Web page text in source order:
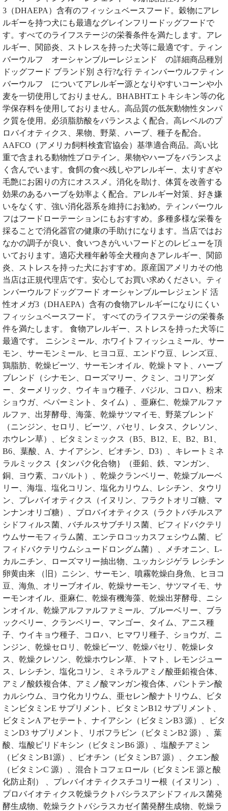
3（DHAEPA）含有のフィッシュベースフード。穀物にアレ
ルギーを持つ犬にも最適なグレインフリードッグフードで
す。すべてのライフステージの栄養条件を満たします。アレ
ルギー、関節炎、ストレスを持った犬等に最適です。ティン
バーウルフ オーシャンブルーレジェンド の詳細商品種別
ドッグフード ブランド別 さ行?な行 ティンバーウルフティン
バーウルフ についてアレルギー源となりやすいコーンや小
麦を一切使用しておりません。BHABHTエトキシキン等の化
学保存料を使用しておりません。高品質の低灰動物性タンパ
ク質を使用。必須脂肪酸をバランスよく配合。高レベルのプ
ロバイオティクス、果物、野菜、ハーブ、種子を配合。
AAFCO（アメリカ飼料検査官協会）基準適合商品。高い比
重で含まれる動物性プロテイン。果物やハーブをバランスよ
く含んでいます。食餌の食べ残しやアレルギー、太りすぎや
毛艶にお困りの方にオススメ。消化を助け、体質を改善する
効果のあるハーブを効率よく配合。アレルギー対策、好き嫌
いをなくす、強い消化器系を維持にお勧め。ティンバーウル
フはフードローテーションにもおすすめ。多種多様な栄養を
採ることで消化器官の健康の手助けになります。当店ではお
なかの調子が良い、食いつきがいいフードとのレビューを頂
いております。適応犬種年齢等全犬種向きアレルギー、関節
炎、ストレスを持った犬におすすめ。原産国アメリカその他
当店は正規代理店です。安心してお買い求めください。ティ
ンバーウルフドッグフード オーシャンブルーレジェンド 活
性オメガ3（DHAEPA）含有の食物アレルギーになりにくい
フィッシュベースフード。 すべてのライフステージの栄養条
件を満たします。 食物アレルギー、ストレスを持った犬等に
最適です。 ニシンミール、ホワイトフィッシュミール、サー
モン、サーモンミール、ヒヨコ豆、エンドウ豆、レンズ豆、
鶏脂肪、乾燥ビーツ、サーモンオイル、乾燥トマト、ハーブ
ブレンド（シナモン、ローズマリー、クミン、コリアンダ
ー、ターメリック、ウイキョウ種子、バジル、コロハ、粉末
ショウガ、ペパーミント、タイム）、亜麻仁、乾燥アルファ
ルファ、出芽酵母、海藻、乾燥サツマイモ、野菜ブレンド
（ニンジン、セロリ、ビーツ、パセリ、レタス、クレソン、
ホウレン草）、ビタミンミックス（B5、B12、E、B2、B1、
B6、葉酸、A、ナイアシン、ビオチン、D3）、キレートミネ
ラルミックス｛タンパク化合物｝（亜鉛、鉄、マンガン、
銅、ヨウ素、コバルト）、乾燥クランベリー、乾燥ブルーベ
リー、海塩、塩化コリン、塩化カリウム、レシチン、タウリ
ン、プレバイオティクス（イヌリン、フラクトオリゴ糖、マ
ンナンオリゴ糖）、プロバイオティクス（ラクトバチルスア
シドフィルス菌、バチルスサブチリス菌、ビフィドバクテリ
ウムサーモフィラム菌、エンテロコッカスフェシウム菌、ビ
フィドバクテリウムシュードロングム菌）、メチオニン、L-
カルニチン、ローズマリー抽出物、ユッカシジゲラ レシチン
卵黄由来 （旧）ニシン、サーモン、噴霧乾燥白身魚、ヒヨコ
豆、海魚、オリーブオイル、乾燥サーモン、サツマイモ、サ
ーモンオイル、亜麻仁、乾燥有機海藻、乾燥出芽酵母、ニシ
ンオイル、乾燥アルファルファミール、ブルーベリー、ブラ
ックベリー、クランベリー、マンゴー、タイム、アニス種
子、ウイキョウ種子、コロハ、ヒマワリ種子、ショウガ、ニ
ンジン、乾燥セロリ、乾燥ビーツ、乾燥パセリ、乾燥レタ
ス、乾燥クレソン、乾燥ホウレン草、トマト、レモンジュー
ス、レシチン、塩化コリン、ミネラルアミノ酸亜鉛複合体、
アミノ酸鉄複合体、アミノ酸マンガン複合体、パントテン酸
カルシウム、ヨウ化カリウム、亜セレン酸ナトリウム、ビタ
ミンビタミンE サプリメント、ビタミンB12 サプリメント、
ビタミンA アセテート、ナイアシン（ビタミンB3 源）、ビタ
ミンD3 サプリメント、リボフラビン（ビタミンB2 源）、葉
酸、塩酸ピリドキシン（ビタミンB6 源）、塩酸チアミン
（ビタミンB1源）、ビオチン（ビタミンB7 源）、クエン酸
（ビタミンC 源）、混合トコフェロール（ビタミンE 源と酸
化防止剤） 、プレバイオティクスチコリー根（イヌリン）、
プロバイオティクス乾燥ラクトバシラスアシドフィルス菌発
酵生成物、乾燥ラクトバシラスカゼイ菌発酵生成物、乾燥ラ